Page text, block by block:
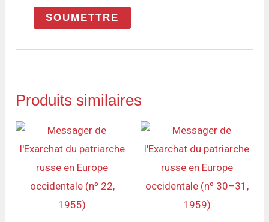
Produits similaires